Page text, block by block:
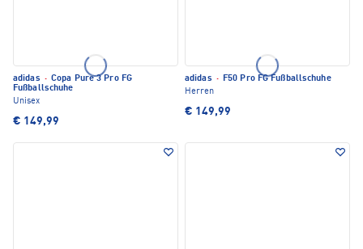
adidas · Copa Pure 3 Pro FG
Fußballschuhe
Unisex
€ 149,99
adidas · F50 Pro FG Fußballschuhe
Herren
€ 149,99